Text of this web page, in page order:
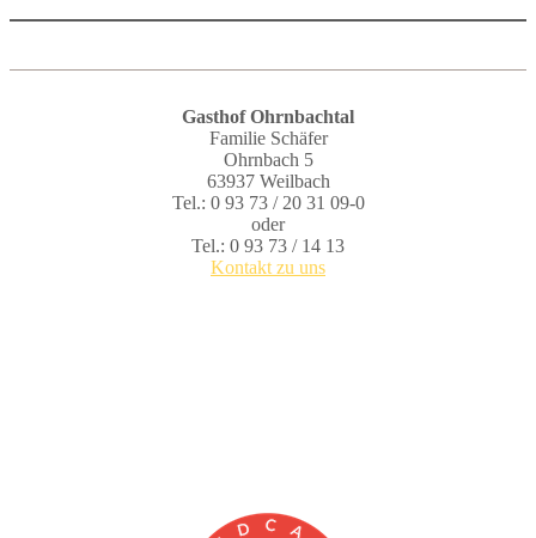
Gasthof Ohrnbachtal
Familie Schäfer
Ohrnbach 5
63937 Weilbach
Tel.: 0 93 73 / 20 31 09-0
oder
Tel.: 0 93 73 / 14 13
Kontakt zu uns